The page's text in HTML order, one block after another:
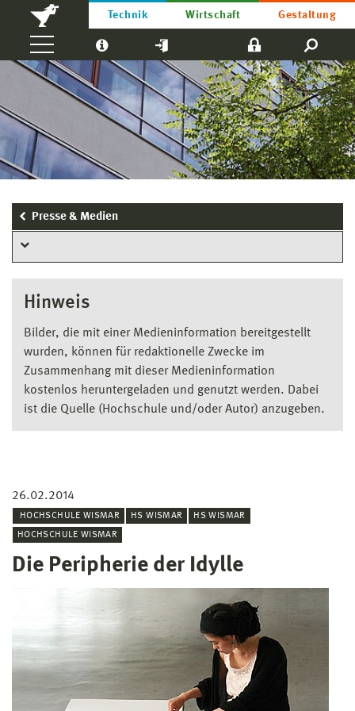
Technik Wirtschaft Gestaltung
Presse & Medien
Hinweis
Bilder, die mit einer Medieninformation bereitgestellt
wurden, können für redaktionelle Zwecke im
Zusammenhang mit dieser Medieninformation
kostenlos heruntergeladen und genutzt werden. Dabei
ist die Quelle (Hochschule und/oder Autor) anzugeben.
26.02.2014
HOCHSCHULE WISMAR HS WISMAR
HS WISMAR
HOCHSCHULE WISMAR
Die Peripherie der Idylle